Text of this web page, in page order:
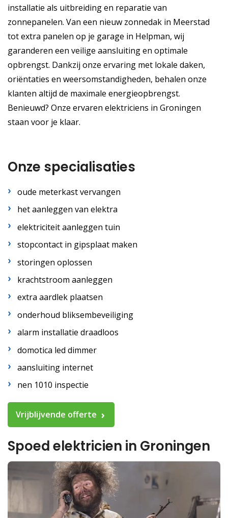
installatie als uitbreiding en reparatie van
zonnepanelen. Van een nieuw zonnedak in Meerstad
tot extra panelen op je garage in Helpman, wij
garanderen een veilige aansluiting en optimale
opbrengst. Dankzij onze ervaring met lokale daken,
oriëntaties en weersomstandigheden, behalen onze
klanten altijd de maximale energieopbrengst.
Benieuwd? Onze ervaren elektriciens in Groningen
staan voor je klaar.
Onze specialisaties
oude meterkast vervangen
het aanleggen van elektra
elektriciteit aanleggen tuin
stopcontact in gipsplaat maken
storingen oplossen
krachtstroom aanleggen
extra aardlek plaatsen
onderhoud bliksembeveiliging
alarm installatie draadloos
domotica led dimmer
aansluiting internet
nen 1010 inspectie
Vrijblijvende offerte
Spoed elektricien in Groningen